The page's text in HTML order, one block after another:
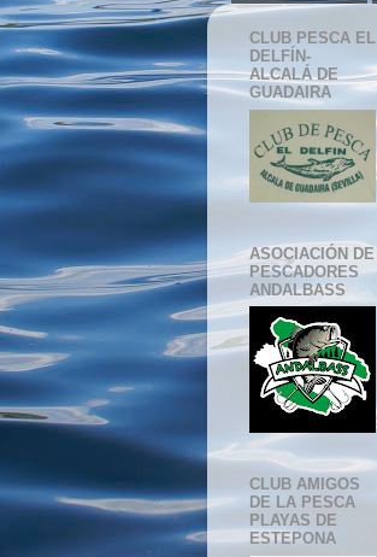
CLUB PESCA EL
DELFÍN-
ALCALÁ DE
GUADAIRA
ASOCIACIÓN DE
PESCADORES
ANDALBASS
CLUB AMIGOS
DE LA PESCA
PLAYAS DE
ESTEPONA